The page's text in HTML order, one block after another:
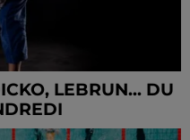
LEBRUN... DU